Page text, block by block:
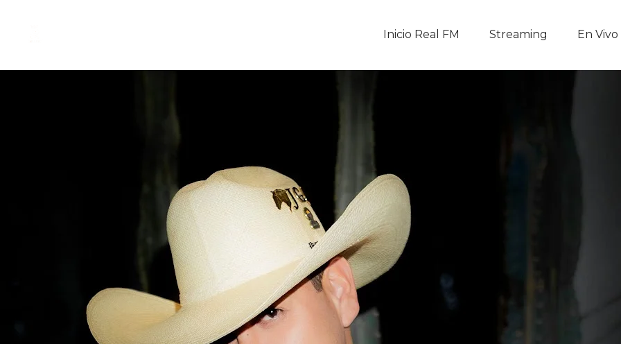
Inicio Real FM Streaming En Vivo
Descarga La APP
Programas
Noticias
Equipo
Sobre Nosotros
Contactos